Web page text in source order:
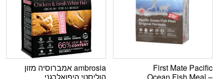
First Mate Pacific
ambrosia אמברוסיה מזון